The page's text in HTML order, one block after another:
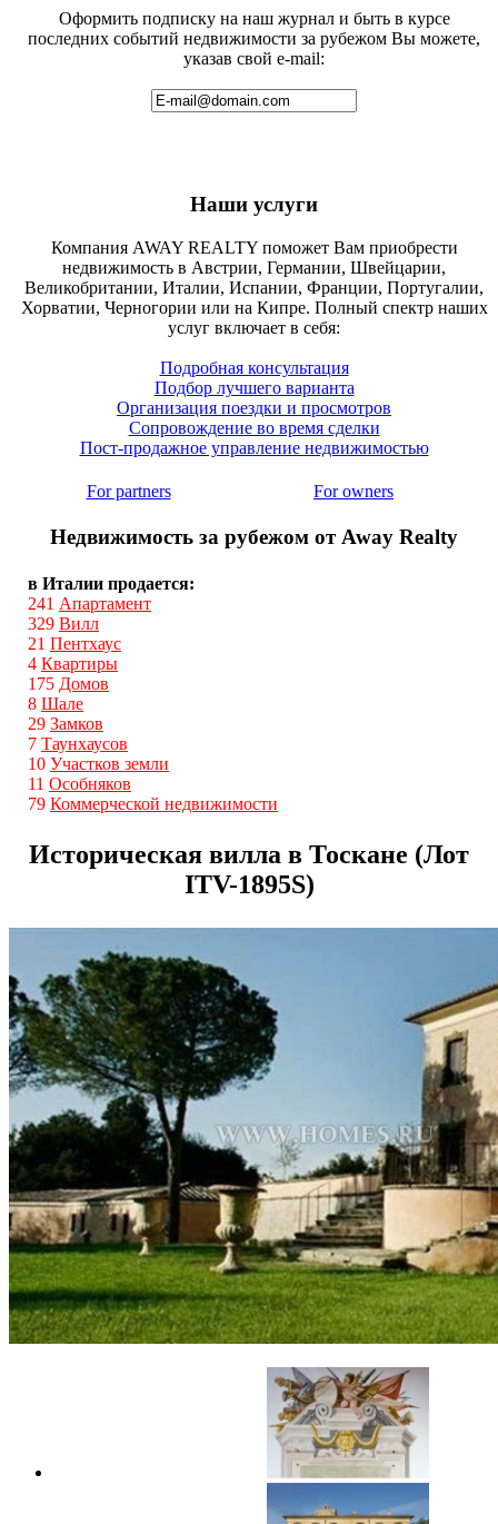
Оформить подписку на наш журнал и быть в курсе
последних событий недвижимости за рубежом Вы можете,
указав свой e-mail:
Наши услуги
Компания AWAY REALTY поможет Вам приобрести
недвижимость в Австрии, Германии, Швейцарии,
Великобритании, Италии, Испании, Франции, Португалии,
Хорватии, Черногории или на Кипре. Полный спектр наших
услуг включает в себя:
Подробная консультация
Подбор лучшего варианта
Организация поездки и просмотров
Сопровождение во время сделки
Пост-продажное управление недвижимостью
For partners For owners
Недвижимость за рубежом от Away Realty
в Италии продается:
241 Апартамент
329 Вилл
21 Пентхаус
4 Квартиры
175 Домов
8 Шале
29 Замков
7 Таунхаусов
10 Участков земли
11 Особняков
79 Коммерческой недвижимости
Историческая вилла в Тоскане (Лот
ITV-1895S)